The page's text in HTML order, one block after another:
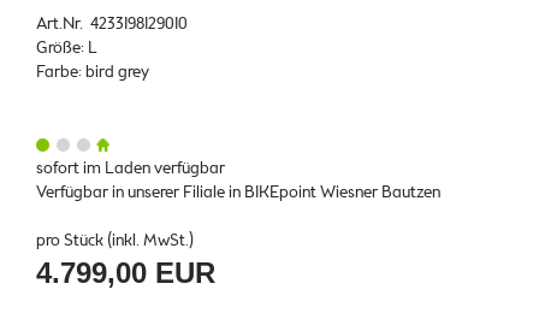
Art.Nr. 4233198129010
Größe: L
Farbe: bird grey
sofort im Laden verfügbar
Verfügbar in unserer Filiale in BIKEpoint Wiesner Bautzen
pro Stück (inkl. MwSt.)
4.799,00 EUR